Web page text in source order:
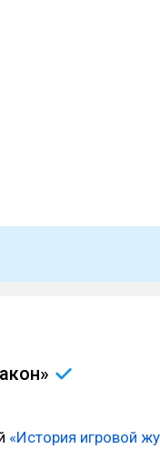
«История игровой